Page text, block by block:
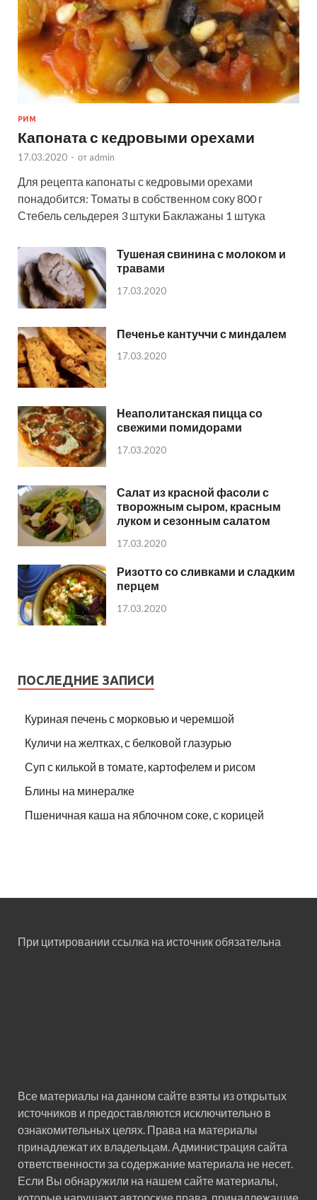
РИМ
Капоната с кедровыми орехами
17.03.2020 - от admin
Для рецепта капонаты с кедровыми орехами
понадобится: Томаты в собственном соку 800 г
Стебель сельдерея 3 штуки Баклажаны 1 штука
Тушеная свинина с молоком и
травами
17.03.2020
Печенье кантуччи с миндалем
17.03.2020
Неаполитанская пицца со
свежими помидорами
17.03.2020
Салат из красной фасоли с
творожным сыром, красным
луком и сезонным салатом
17.03.2020
Ризотто со сливками и сладким
перцем
17.03.2020
ПОСЛЕДНИЕ ЗАПИСИ
Куриная печень с морковью и черемшой
Куличи на желтках, с белковой глазурью
Суп с килькой в томате, картофелем и рисом
Блины на минералке
Пшеничная каша на яблочном соке, с корицей
При цитировании ссылка на источник обязательна
Все материалы на данном сайте взяты из открытых
источников и предоставляются исключительно в
ознакомительных целях. Права на материалы
принадлежат их владельцам. Администрация сайта
ответственности за содержание материала не несет.
Если Вы обнаружили на нашем сайте материалы,